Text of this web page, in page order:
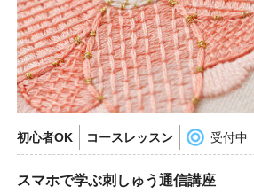
初心者OK コースレッスン 受付中
スマホで学ぶ刺しゅう通信講座